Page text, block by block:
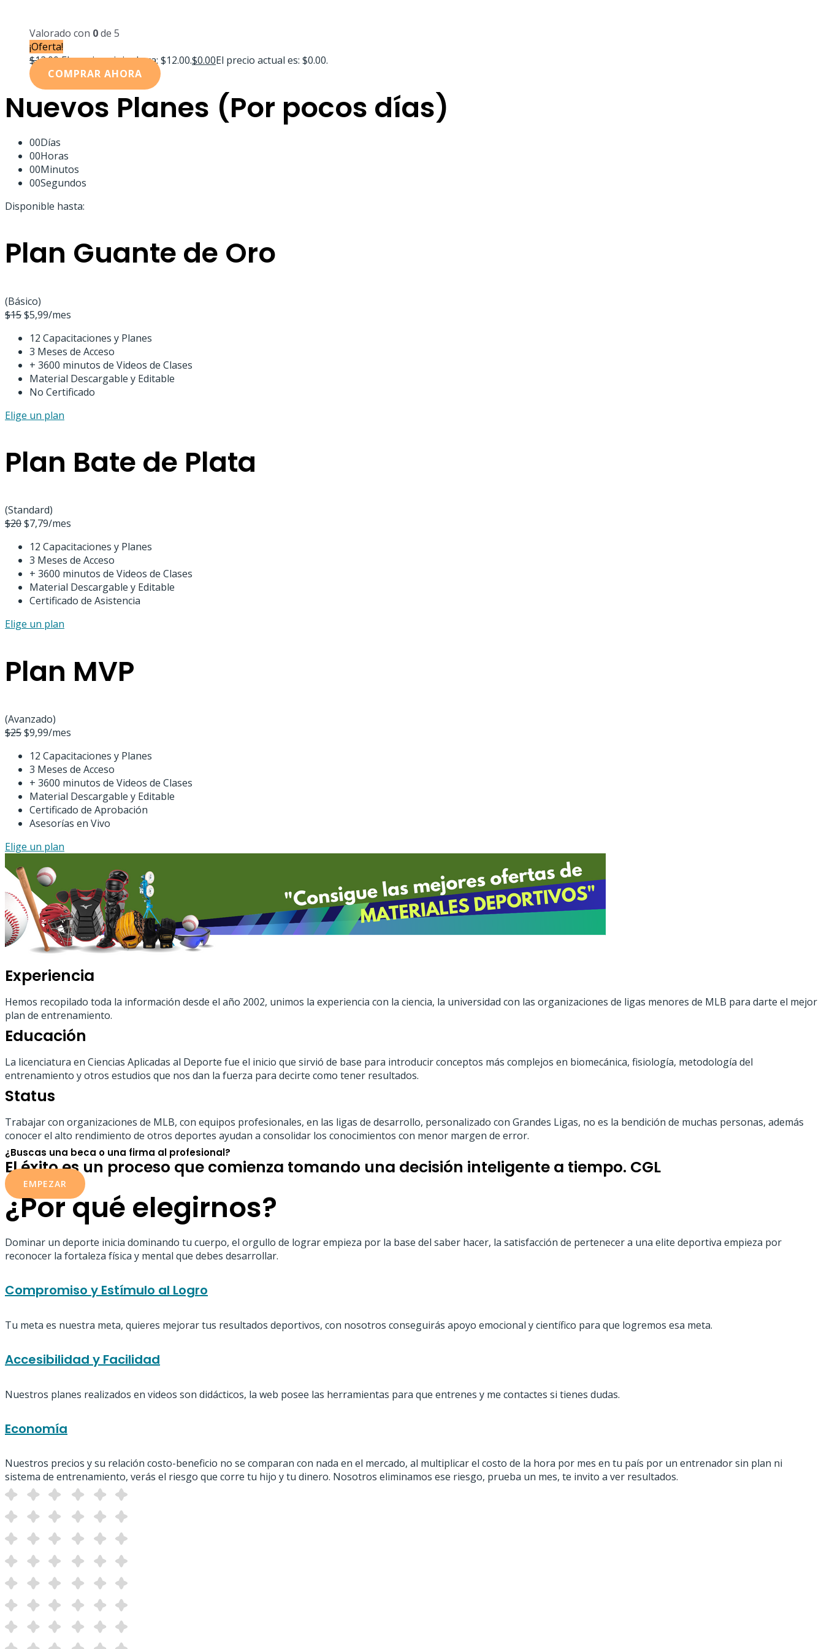
Valorado con 0de 5
¡Oferta!
$12.00El precio original era: $12.00.$0.00El precio actual es: $0.00.
COMPRAR AHORA
Nuevos Planes (Por pocos días)
00Días
00Horas
00Minutos
00Segundos
Disponible hasta:
Plan Guante de Oro
(Básico)
$15$5,99/mes
12 Capacitaciones y Planes
3 Meses de Acceso
+ 3600 minutos de Videos de Clases
Material Descargable y Editable
No Certificado
Elige un plan
Plan Bate de Plata
(Standard)
$20$7,79/mes
12 Capacitaciones y Planes
3 Meses de Acceso
+ 3600 minutos de Videos de Clases
Material Descargable y Editable
Certificado de Asistencia
Elige un plan
Plan MVP
(Avanzado)
$25$9,99/mes
12 Capacitaciones y Planes
3 Meses de Acceso
+ 3600 minutos de Videos de Clases
Material Descargable y Editable
Certificado de Aprobación
Asesorías en Vivo
Elige un plan
Experiencia
Hemos recopilado toda la información desde el año 2002, unimos la experiencia con la ciencia, la universidad con las organizaciones de ligas menores de MLB para darte el mejor
plan de entrenamiento.
Educación
La licenciatura en Ciencias Aplicadas al Deporte fue el inicio que sirvió de base para introducir conceptos más complejos en biomecánica, fisiología, metodología del
entrenamiento y otros estudios que nos dan la fuerza para decirte como tener resultados.
Status
Trabajar con organizaciones de MLB, con equipos profesionales, en las ligas de desarrollo, personalizado con Grandes Ligas, no es la bendición de muchas personas, además
conocer el alto rendimiento de otros deportes ayudan a consolidar los conocimientos con menor margen de error.
¿Buscas una beca o una firma al profesional?
El éxito es un proceso que comienza tomando una decisión inteligente a tiempo. CGL
EMPEZAR
¿Por qué elegirnos?
Dominar un deporte inicia dominando tu cuerpo, el orgullo de lograr empieza por la base del saber hacer, la satisfacción de pertenecer a una elite deportiva empieza por
reconocer la fortaleza física y mental que debes desarrollar.
Compromiso y Estímulo al Logro
Tu meta es nuestra meta, quieres mejorar tus resultados deportivos, con nosotros conseguirás apoyo emocional y científico para que logremos esa meta.
Accesibilidad y Facilidad
Nuestros planes realizados en videos son didácticos, la web posee las herramientas para que entrenes y me contactes si tienes dudas.
Economía
Nuestros precios y su relación costo-beneficio no se comparan con nada en el mercado, al multiplicar el costo de la hora por mes en tu país por un entrenador sin plan ni
sistema de entrenamiento, verás el riesgo que corre tu hijo y tu dinero. Nosotros eliminamos ese riesgo, prueba un mes, te invito a ver resultados.